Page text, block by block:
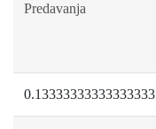
Predavanja
0.13333333333333333